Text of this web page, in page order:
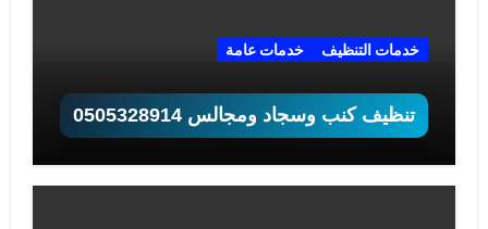
خدمات التنظيف خدمات عامة
تنظيف كنب وسجاد ومجالس 0505328914